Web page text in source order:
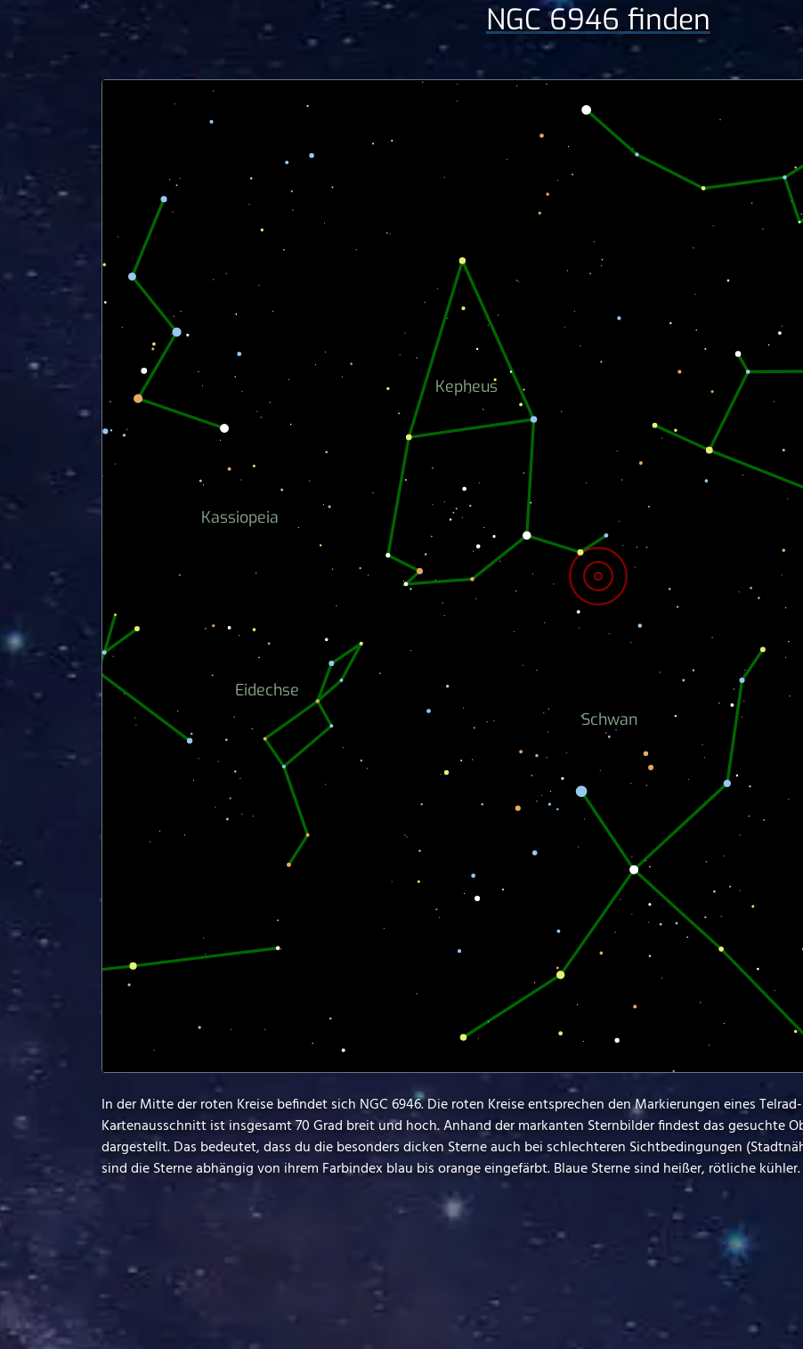
NGC 6946 finden
In der Mitte der roten Kreise befindet sich NGC 6946. Die roten Kreise entsprechen den Markierungen eines
Kartenausschnitt ist insgesamt 70 Grad breit und hoch. Anhand der markanten Sternbilder findest das gesuchte
dargestellt. Das bedeutet, dass du die besonders dicken Sterne auch bei schlechteren Sichtbedingungen
sind die Sterne abhängig von ihrem Farbindex blau bis orange eingefärbt. Blaue Sterne sind heißer, rötliche kühler.